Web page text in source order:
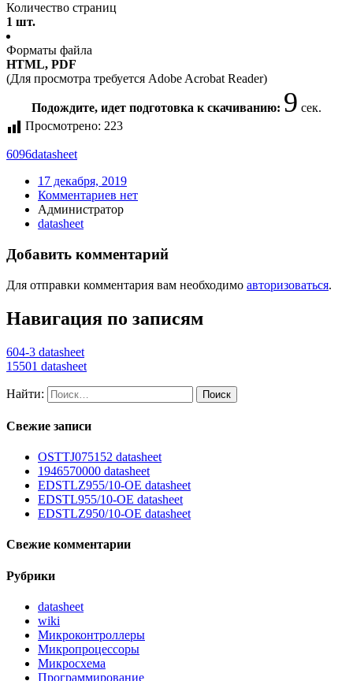
Количество страниц
1 шт.
Форматы файла
HTML, PDF
(Для просмотра требуется Adobe Acrobat Reader)
Подождите, идет подготовка к скачиванию: 9 сек.
Просмотрено: 223
6096datasheet
17 декабря, 2019
Комментариев нет
Администратор
datasheet
Добавить комментарий
Для отправки комментария вам необходимо авторизоваться.
Навигация по записям
604-3 datasheet
15501 datasheet
Найти:
Свежие записи
OSTTJ075152 datasheet
1946570000 datasheet
EDSTLZ955/10-OE datasheet
EDSTL955/10-OE datasheet
EDSTLZ950/10-OE datasheet
Свежие комментарии
Рубрики
datasheet
wiki
Микроконтроллеры
Микропроцессоры
Микросхема
Программирование